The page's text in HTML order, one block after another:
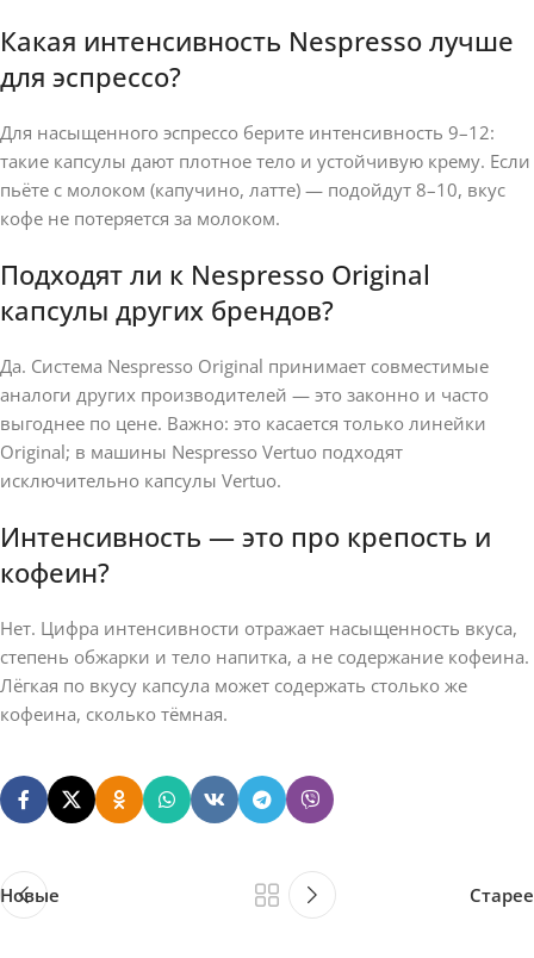
Какая интенсивность Nespresso лучше
для эспрессо?
Для насыщенного эспрессо берите интенсивность 9–12:
такие капсулы дают плотное тело и устойчивую крему. Если
пьёте с молоком (капучино, латте) — подойдут 8–10, вкус
кофе не потеряется за молоком.
Подходят ли к Nespresso Original
капсулы других брендов?
Да. Система Nespresso Original принимает совместимые
аналоги других производителей — это законно и часто
выгоднее по цене. Важно: это касается только линейки
Original; в машины Nespresso Vertuo подходят
исключительно капсулы Vertuo.
Интенсивность — это про крепость и
кофеин?
Нет. Цифра интенсивности отражает насыщенность вкуса,
степень обжарки и тело напитка, а не содержание кофеина.
Лёгкая по вкусу капсула может содержать столько же
кофеина, сколько тёмная.
Новые Старее